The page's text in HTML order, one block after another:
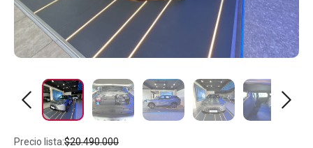
Precio lista:$20.490.000